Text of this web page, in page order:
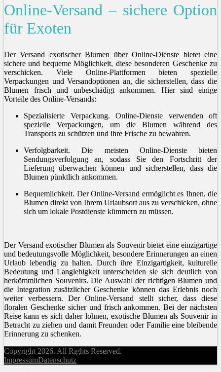
Online-Versand – sichere Option
für Exoten
Der Versand exotischer Blumen über Online-Dienste bietet eine
sichere und bequeme Möglichkeit, diese besonderen Geschenke zu
verschicken. Viele Online-Plattformen bieten spezielle
Verpackungen und Versandoptionen an, die sicherstellen, dass die
Blumen frisch und unbeschädigt ankommen. Hier sind einige
Vorteile des Online-Versands:
Spezialisierte Verpackung. Online-Dienste verwenden oft
spezielle Verpackungen, um die Blumen während des
Transports zu schützen und ihre Frische zu bewahren.
Verfolgbarkeit. Die meisten Online-Dienste bieten
Sendungsverfolgung an, sodass Sie den Fortschritt der
Lieferung überwachen können und sicherstellen, dass die
Blumen pünktlich ankommen.
Bequemlichkeit. Der Online-Versand ermöglicht es Ihnen, die
Blumen direkt von Ihrem Urlaubsort aus zu verschicken, ohne
sich um lokale Postdienste kümmern zu müssen.
Der Versand exotischer Blumen als Souvenir bietet eine einzigartige
und bedeutungsvolle Möglichkeit, besondere Erinnerungen an einen
Urlaub lebendig zu halten. Durch ihre Einzigartigkeit, kulturelle
Bedeutung und Langlebigkeit unterscheiden sie sich deutlich von
herkömmlichen Souvenirs. Die Auswahl der richtigen Blumen und
die Integration zusätzlicher Geschenke können das Erlebnis noch
weiter verbessern. Der Online-Versand stellt sicher, dass diese
floralen Geschenke sicher und frisch ankommen. Bei der nächsten
Reise kann es sich daher lohnen, exotische Blumen als Souvenir in
Betracht zu ziehen und damit Freunden oder Familie eine bleibende
Erinnerung zu schenken.
Copyright 2026. All Rights Reserved.
ImpressumDatenschutz